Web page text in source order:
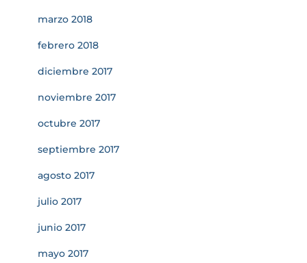
marzo 2018
febrero 2018
diciembre 2017
noviembre 2017
octubre 2017
septiembre 2017
agosto 2017
julio 2017
junio 2017
mayo 2017